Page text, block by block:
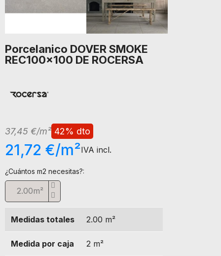
Porcelanico DOVER SMOKE
REC100x100 DE ROCERSA
37,45 €/m² 42% dto
21,72 €/m²IVA incl.
¿Cuántos m2 necesitas?:
m²
Medidas totales 2.00 m²
Medida por caja 2 m²